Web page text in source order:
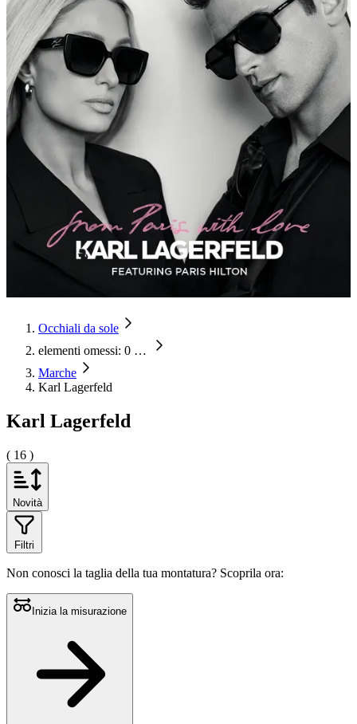
Occhiali da sole
elementi omessi: 0 …
Marche
Karl Lagerfeld
Karl Lagerfeld
( 16 )
Novità
Filtri
Non conosci la taglia della tua montatura? Scoprila ora:
Inizia la misurazione